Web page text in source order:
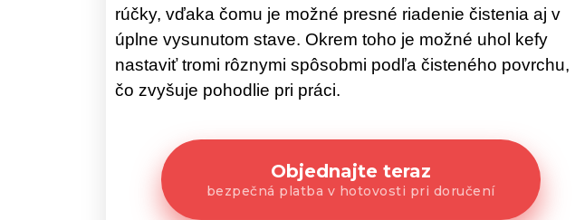
rúčky, vďaka čomu je možné presné riadenie čistenia aj v
úplne vysunutom stave. Okrem toho je možné uhol kefy
nastaviť tromi rôznymi spôsobmi podľa čisteného povrchu,
čo zvyšuje pohodlie pri práci.
Objednajte teraz
bezpečná platba v hotovosti pri doručení